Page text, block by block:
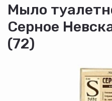
Мыло
Серное
(72)